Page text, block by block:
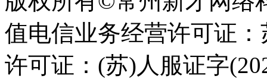
值电信业务经营许可证
许可证：(苏)人服证字